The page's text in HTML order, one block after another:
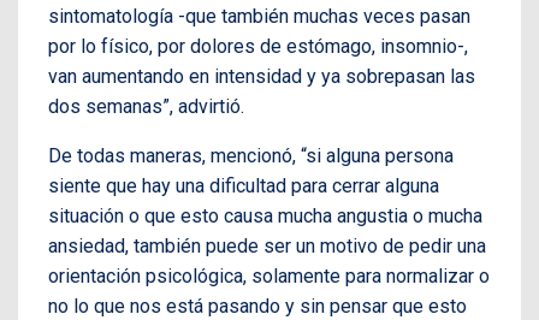
sintomatología -que también muchas veces pasan
por lo físico, por dolores de estómago, insomnio-,
van aumentando en intensidad y ya sobrepasan las
dos semanas”, advirtió.
De todas maneras, mencionó, “si alguna persona
siente que hay una dificultad para cerrar alguna
situación o que esto causa mucha angustia o mucha
ansiedad, también puede ser un motivo de pedir una
orientación psicológica, solamente para normalizar o
no lo que nos está pasando y sin pensar que esto